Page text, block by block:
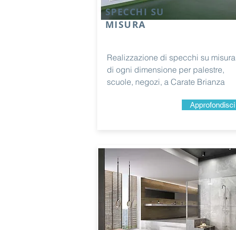
SPECCHI SU
MISURA
Realizzazione di specchi su misura
di ogni dimensione per palestre,
scuole, negozi, a Carate Brianza
Approfondisci